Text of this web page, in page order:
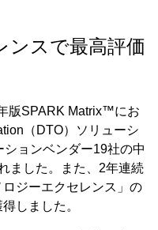
ンスで最高評価
版SPARK Matrix™にお
（DTO）ソリューシ
ョンベンダー19社の中
ました。また、2年連続
ジーエクセレンス」の
しました。